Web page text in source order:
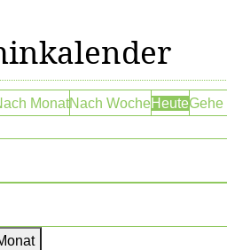
MonatNach WocheHeuteGehe